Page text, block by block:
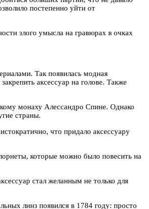
постепенно уйти от
злого умысла на гравюрах в очках
Так появилась модная
аксессуар на голове. Также
монаху Алессандро Спине. Однако
страны.
что придало аксессуару
которые можно было повесить на
стал желанным не только для
линз появился в 1784 году: просто